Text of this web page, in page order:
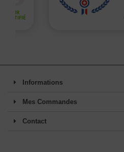
Informations
Mes Commandes
Contact